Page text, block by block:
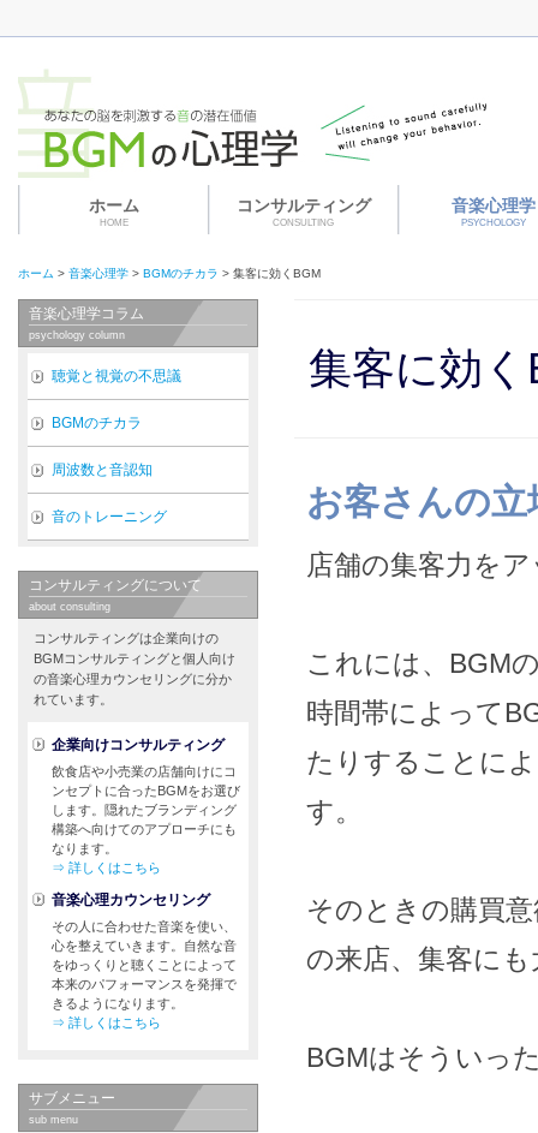
ホーム > 音楽心理学 > BGMのチカラ > 集客に効くBGM
集客に効く
お客さんの
店舗の集客力を
これには、BGM
時間帯によって
たりすることに
す。
そのときの購買
の来店、集客に
BGMはそういっ
音楽心理学コラム
psychology column
聴覚と視覚の不思議
BGMのチカラ
周波数と音認知
音のトレーニング
コンサルティングについて
about consulting
コンサルティングは企業向けの
BGMコンサルティングと個人向け
の音楽心理カウンセリングに分か
れています。
企業向けコンサルティング
飲食店や小売業の店舗向けにコ
ンセプトに合ったBGMをお選び
します。隠れたブランディング
構築へ向けてのアプローチにも
なります。
⇒ 詳しくはこちら
音楽心理カウンセリング
その人に合わせた音楽を使い、
心を整えていきます。自然な音
をゆっくりと聴くことによって
本来のパフォーマンスを発揮で
きるようになります。
⇒ 詳しくはこちら
サブメニュー
sub menu
ホーム
HOME
コンサルティング
CONSULTING
音楽心理学
PSYCHOLOGY